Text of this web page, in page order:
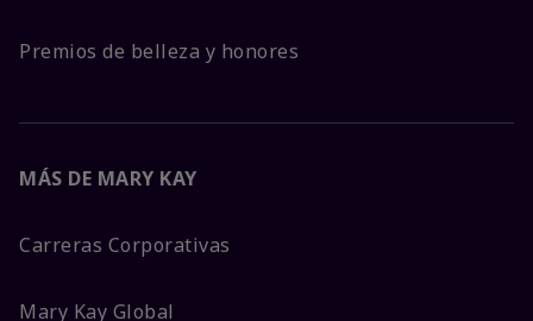
Premios de belleza y honores
MÁS DE MARY KAY
Carreras Corporativas
Mary Kay Global